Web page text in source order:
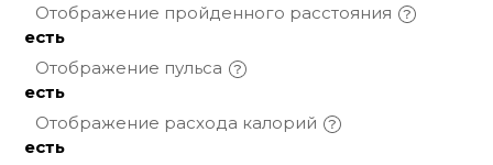
Отображение пройденного расстояния
есть
Отображение пульса
есть
Отображение расхода калорий
есть